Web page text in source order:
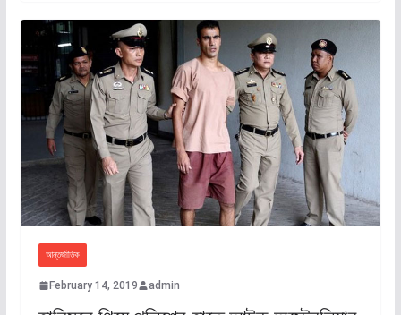
আন্তর্জাতিক
February 14, 2019 admin